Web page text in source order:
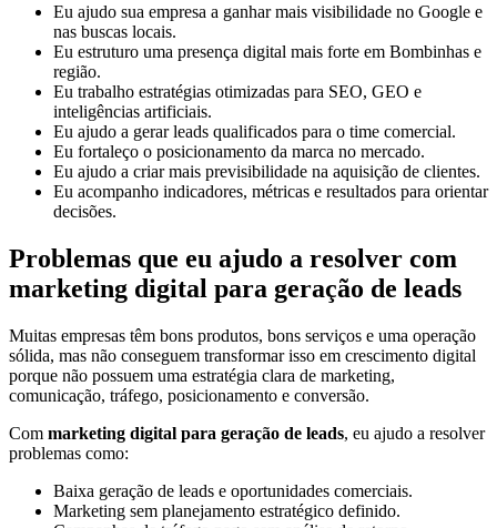
Eu ajudo sua empresa a ganhar mais visibilidade no Google e
nas buscas locais.
Eu estruturo uma presença digital mais forte em Bombinhas e
região.
Eu trabalho estratégias otimizadas para SEO, GEO e
inteligências artificiais.
Eu ajudo a gerar leads qualificados para o time comercial.
Eu fortaleço o posicionamento da marca no mercado.
Eu ajudo a criar mais previsibilidade na aquisição de clientes.
Eu acompanho indicadores, métricas e resultados para orientar
decisões.
Problemas que eu ajudo a resolver com
marketing digital para geração de leads
Muitas empresas têm bons produtos, bons serviços e uma operação
sólida, mas não conseguem transformar isso em crescimento digital
porque não possuem uma estratégia clara de marketing,
comunicação, tráfego, posicionamento e conversão.
Com marketing digital para geração de leads, eu ajudo a resolver
problemas como:
Baixa geração de leads e oportunidades comerciais.
Marketing sem planejamento estratégico definido.